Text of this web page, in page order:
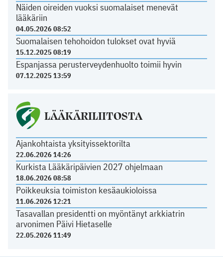
Näiden oireiden vuoksi suomalaiset menevät
lääkäriin
04.05.2026 08:52
Suomalaisen tehohoidon tulokset ovat hyviä
15.12.2025 08:19
Espanjassa perusterveydenhuolto toimii hyvin
07.12.2025 13:59
LÄÄKÄRILIITOSTA
Ajankohtaista yksityissektorilta
22.06.2026 14:26
Kurkista Lääkäripäivien 2027 ohjelmaan
18.06.2026 08:58
Poikkeuksia toimiston kesäaukioloissa
11.06.2026 12:21
Tasavallan presidentti on myöntänyt arkkiatrin
arvonimen Päivi Hietaselle
22.05.2026 11:49